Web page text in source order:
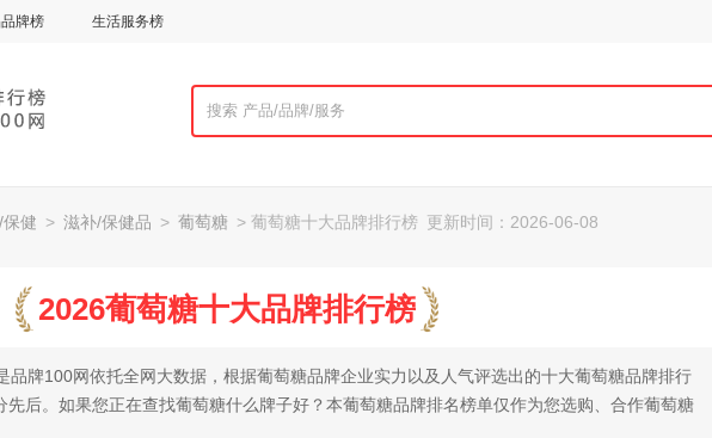
牌榜 生活服务榜
健 > 滋补/保健品 > 葡萄糖 > 葡萄糖十大品牌排行榜 更新时间：2026-06-08
2026葡萄糖十大品牌排行榜
品牌100网依托全网大数据，根据葡萄糖品牌企业实力以及人气评选出的十大葡萄糖品牌排行
后。如果您正在查找葡萄糖什么牌子好？本葡萄糖品牌排名榜单仅作为您选购、合作葡萄糖